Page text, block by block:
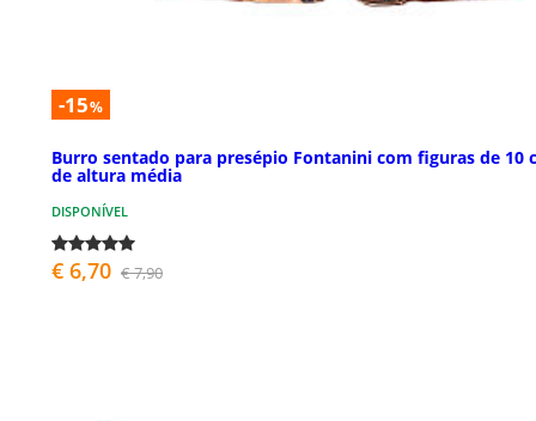
-15%
Burro sentado para presépio Fontanini com figuras de 10
de altura média
DISPONÍVEL
€ 6,70 € 7,90